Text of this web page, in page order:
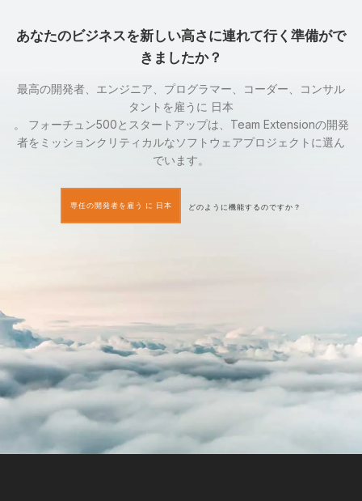
あなたのビジネスを新しい高さに連れて行く準備がで
きましたか？
最高の開発者、エンジニア、プログラマー、コーダー、コンサル
タントを雇うに 日本
。 フォーチュン500とスタートアップは、Team Extensionの開発
者をミッションクリティカルなソフトウェアプロジェクトに選ん
でいます。
専任の開発者を雇う に 日本 どのように機能するのですか？